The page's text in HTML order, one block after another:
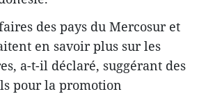
des pays du Mercosur et
en savoir plus sur les
a-t-il déclaré, suggérant des
pour la promotion